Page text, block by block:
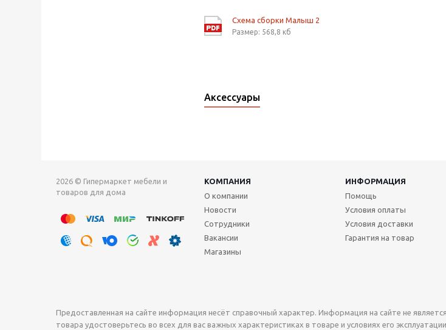
Схема сборки Малыш 2
Размер: 568,8 кб
Аксессуары
2026 © Гипермаркет мебели и
товаров для дома
КОМПАНИЯ ИНФОРМАЦИЯ
О компании
Новости
Сотрудники
Вакансии
Магазины
Помощь
Условия оплаты
Условия доставки
Гарантия на товар
Предоставленная на сайте информация несёт справочный характер. Информация на сайте не
товара удостоверьтесь во всех для вас важных характеристиках в товаре и условиях его